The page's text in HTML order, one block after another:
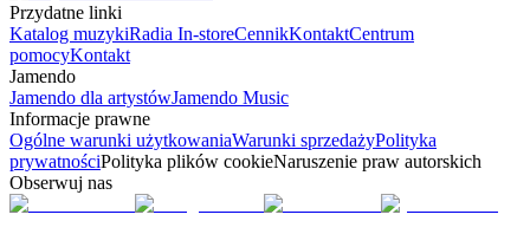
Przydatne linki
Katalog muzykiRadia In-storeCennikKontaktCentrum
pomocyKontakt
Jamendo
Jamendo dla artystówJamendo Music
Informacje prawne
Ogólne warunki użytkowaniaWarunki sprzedażyPolityka
prywatnościPolityka plików cookieNaruszenie praw autorskich
Obserwuj nas